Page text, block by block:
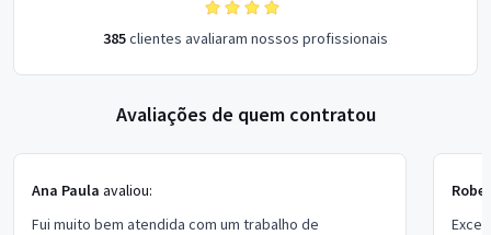
385clientes avaliaram nossos profissionais
Avaliações de quem contratou
Ana Paula avaliou:
Fui muito bem atendida com um trabalho de